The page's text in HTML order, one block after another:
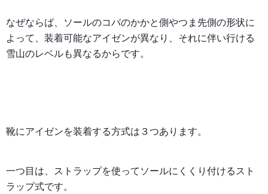
なぜならば、ソールのコバのかかと側やつま先側の形状に
よって、装着可能なアイゼンが異なり、それに伴い行ける
雪山のレベルも異なるからです。
靴にアイゼンを装着する方式は３つあります。
一つ目は、ストラップを使ってソールにくくり付けるスト
ラップ式です。